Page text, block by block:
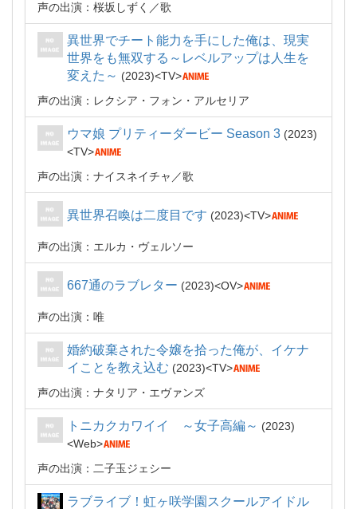
声の出演：桜坂しずく 歌
異世界でチート能力を手にした俺は、現実
世界をも無双する～レベルアップは人生を
変えた～
2023
TV
声の出演：レクシア・フォン・アルセリア
ウマ娘 プリティーダービー Season 3
2023
TV
声の出演：ナイスネイチャ
歌
異世界召喚は二度目です 2023 TV
声の出演：エルカ・ヴェルソー
667通のラブレター 2023 OV
声の出演：唯
婚約破棄された令嬢を拾った俺が、イケナ
イことを教え込む
2023
TV
声の出演：ナタリア・エヴァンズ
トニカクカワイイ ～女子高編～
2023
Web
声の出演：二子玉ジェシー
ラブライブ！虹ヶ咲学園スクールアイドル